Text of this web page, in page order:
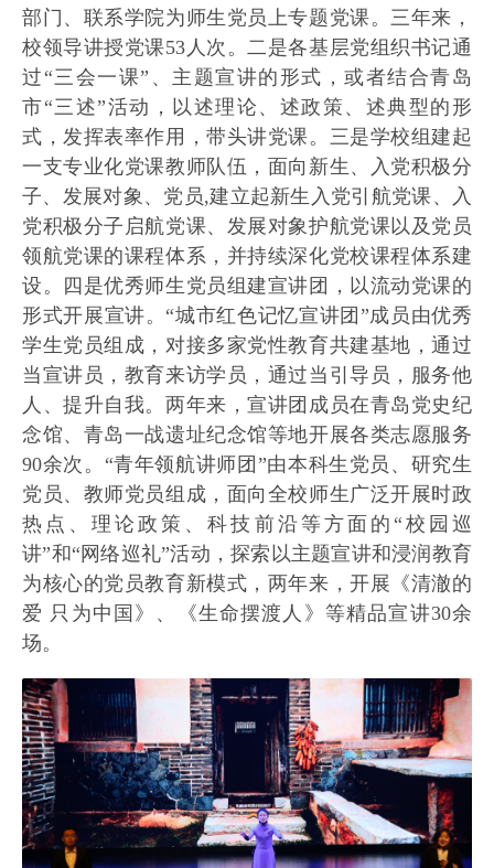
部门、联系学院为师生党员上专题党课。三年来，
校领导讲授党课53人次。二是各基层党组织书记通
过“三会一课”、主题宣讲的形式，或者结合青岛
市“三述”活动，以述理论、述政策、述典型的形
式，发挥表率作用，带头讲党课。三是学校组建起
一支专业化党课教师队伍，面向新生、入党积极分
子、发展对象、党员,建立起新生入党引航党课、入
党积极分子启航党课、发展对象护航党课以及党员
领航党课的课程体系，并持续深化党校课程体系建
设。四是优秀师生党员组建宣讲团，以流动党课的
形式开展宣讲。“城市红色记忆宣讲团”成员由优秀
学生党员组成，对接多家党性教育共建基地，通过
当宣讲员，教育来访学员，通过当引导员，服务他
人、提升自我。两年来，宣讲团成员在青岛党史纪
念馆、青岛一战遗址纪念馆等地开展各类志愿服务
90余次。“青年领航讲师团”由本科生党员、研究生
党员、教师党员组成，面向全校师生广泛开展时政
热点、理论政策、科技前沿等方面的“校园巡
讲”和“网络巡礼”活动，探索以主题宣讲和浸润教育
为核心的党员教育新模式，两年来，开展《清澈的
爱 只为中国》、《生命摆渡人》等精品宣讲30余
场。